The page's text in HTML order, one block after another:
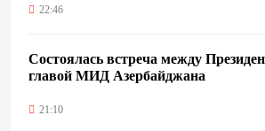
22:46
Состоялась встреча между
главой МИД Азербайджана
21:10